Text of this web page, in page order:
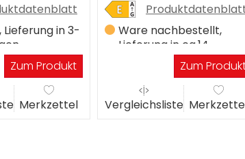
Lieferung in 3-
Zum Produkt
Merkzettel
Ware nachbestellt,
Lieferung in ca.14
WerktagenZum
Vergleichsliste